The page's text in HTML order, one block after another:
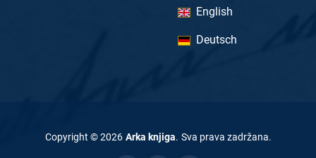
English
Deutsch
Copyright ©2026 Arka knjiga. Sva prava zadržana.